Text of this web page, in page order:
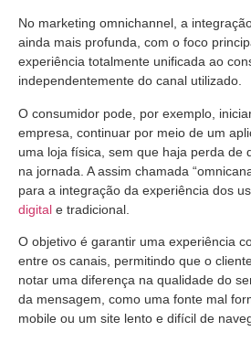
No marketing omnichannel, a
ainda mais profunda, com o foco
experiência totalmente unificada ao
independentemente do canal utilizado.
O consumidor pode, por exemplo,
empresa, continuar por meio de um
uma loja física, sem que haja perda de
na jornada. A assim chamada
para a integração da experiência dos
digital e tradicional.
O objetivo é garantir uma experiência
entre os canais, permitindo que o
notar uma diferença na qualidade do
da mensagem, como uma fonte mal
mobile ou um site lento e difícil de